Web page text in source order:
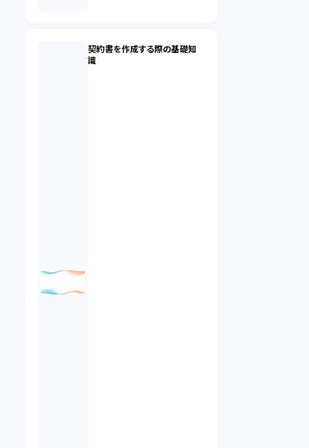
契約書を作成する際の基礎知
識